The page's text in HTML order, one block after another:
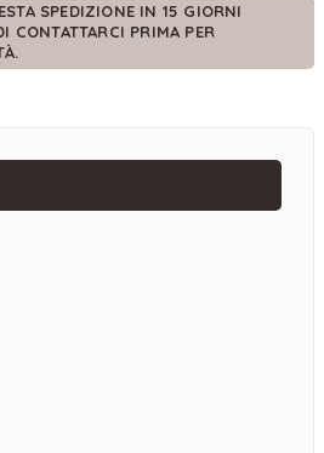
SPEDIZIONE IN 15 GIORNI
CONTATTARCI PRIMA PER